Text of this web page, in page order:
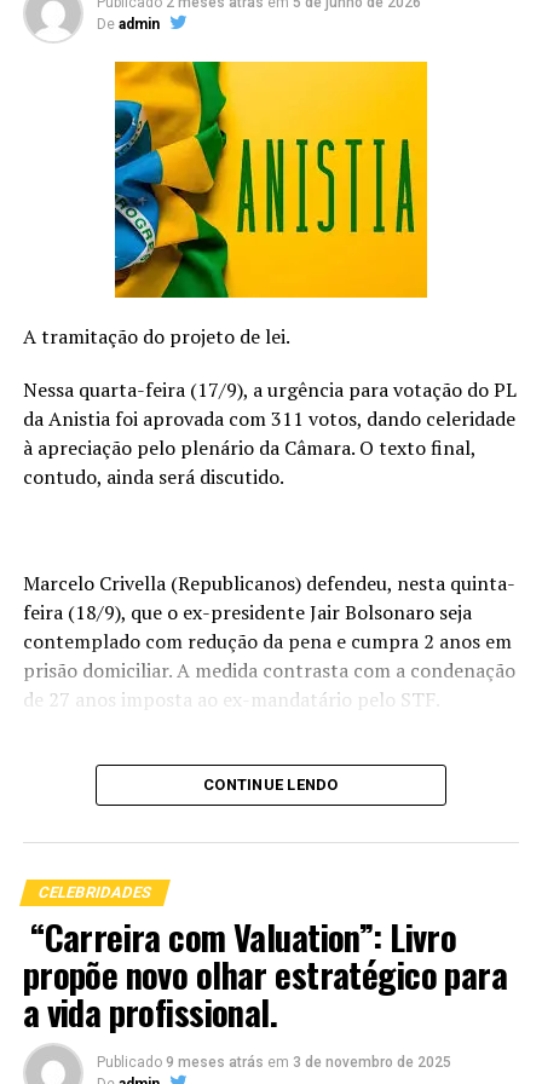
todos com a Sua luz”, finaliza.
Para conhecer um pouco mais sobre o ministério do
cantor Lincoln Baena:
https://ada.lnk.to/Acustico
https://www.youtube.com/@LincolnBaenaOficial
TÓPICOS RELACIONADOS
Aísha, vocal de Baco Exu do Blues e compositora de
NÃO PERCA
Mara Maravilha comemora 20 anos do álbum “Feliz Pra
Valer” com documentário lançado pela Memory Line
De admin
A tramitação do projeto de lei.
Nessa quarta-feira (17/9), a urgência para votação do PL
da Anistia foi aprovada com 311 votos, dando celeridade
à apreciação pelo plenário da Câmara. O texto final,
contudo, ainda será discutido.
Marcelo Crivella (Republicanos) defendeu, nesta quinta-
feira (18/9), que o ex-presidente Jair Bolsonaro seja
contemplado com redução da pena e cumpra 2 anos em
prisão domiciliar. A medida contrasta com a condenação
de 27 anos imposta ao ex-mandatário pelo STF.
Condenar um homem de 70 anos a 27 de prisão é
Questionou Marcelo Crivella em entrevista à coluna. O
parlamentar disse ser favorável a uma anistia “ampla,
geral e irrestrita” que inocentasse Bolsonaro e outros
condenados, mas que essa possibilidade é inviável por
ser rejeitada por lideranças do centrão.
CONTINUE LENDO
CELEBRIDADES
“Carreira com Valuation”: Livro
propõe novo olhar estratégico para
a vida profissional.
Publicado 9 meses atrás em 3 de novembro de 2025